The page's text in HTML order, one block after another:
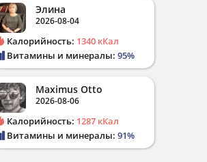
Элина
2026-08-04
Калорийность: 1340 кКал
Витамины и минералы: 95%
Maximus Otto
2026-08-06
Калорийность: 1287 кКал
Витамины и минералы: 91%